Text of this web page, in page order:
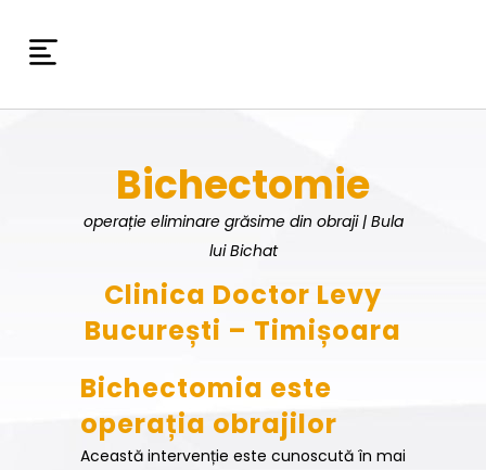
Bichectomie
operație eliminare grăsime din obraji | Bula
lui Bichat
Clinica Doctor Levy
București – Timișoara
Bichectomia este
operația obrajilor
Această intervenție este cunoscută în mai